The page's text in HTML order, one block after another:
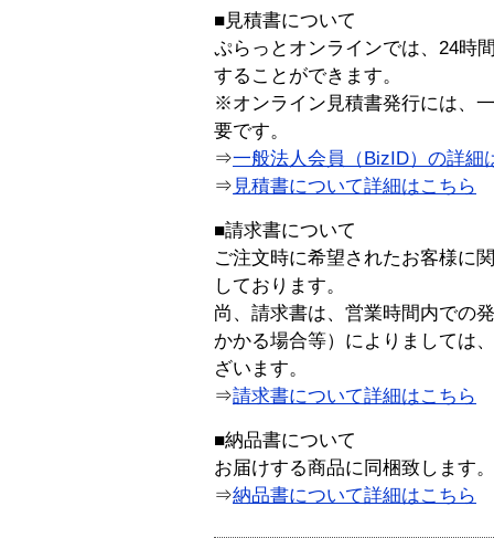
■見積書について
ぷらっとオンラインでは、24時
することができます。
※オンライン見積書発行には、
要です。
⇒一般法人会員（BizID）の詳細
⇒ 見積書について詳細はこちら
■請求書について
ご注文時に希望されたお客様に
しております。
尚、請求書は、営業時間内での
かかる場合等）によりましては
ざいます。
⇒請求書について詳細はこちら
■納品書について
お届けする商品に同梱致します。
⇒納品書について詳細はこちら